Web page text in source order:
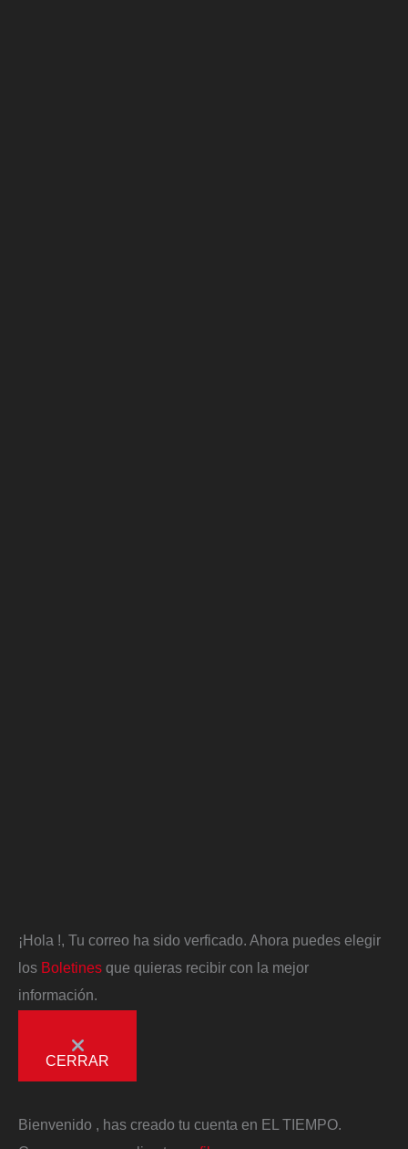
¡Hola !, Tu correo ha sido verficado. Ahora puedes elegir
los Boletines que quieras recibir con la mejor
información.
CERRAR
Bienvenido
, has creado tu cuenta en EL TIEMPO.